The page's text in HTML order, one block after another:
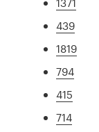
439
1819
794
415
714